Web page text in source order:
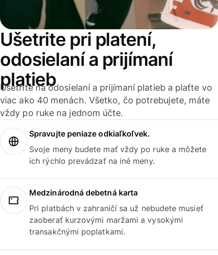
Ušetrite pri platení,
odosielaní a prijímaní
platieb
Ušetrite na odosielaní a prijímaní platieb a plaťte vo
viac ako 40 menách. Všetko, čo potrebujete, máte
vždy po ruke na jednom účte.
Spravujte peniaze odkiaľkoľvek.
Svoje meny budete mať vždy po ruke a môžete
ich rýchlo prevádzať na iné meny.
Medzinárodná debetná karta
Pri platbách v zahraničí sa už nebudete musieť
zaoberať kurzovými maržami a vysokými
transakčnými poplatkami.